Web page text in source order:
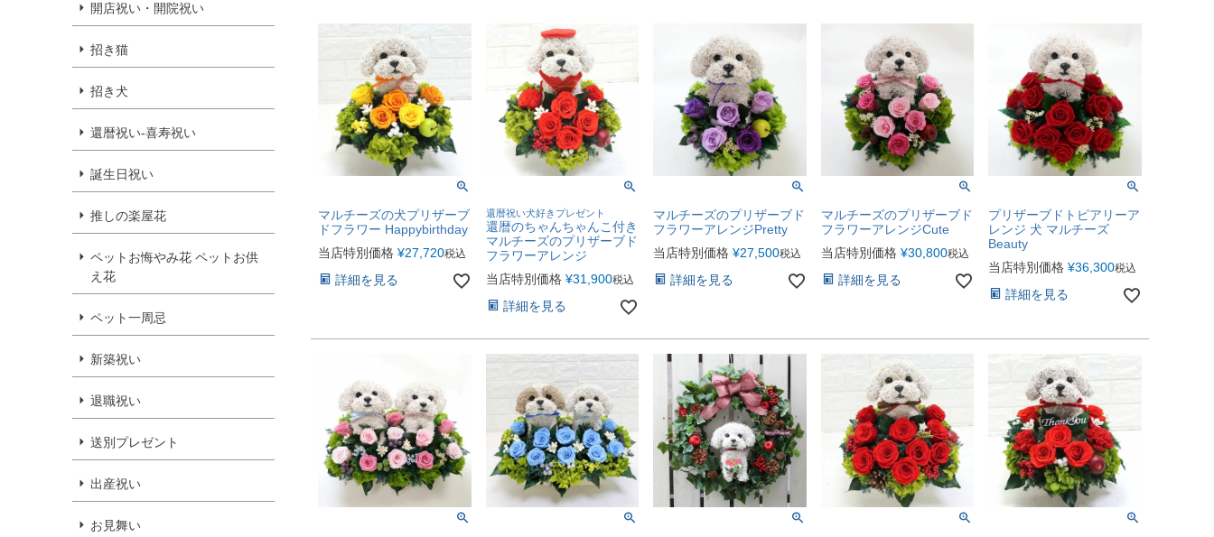
開店祝い・開院祝い
招き猫
招き犬
還暦祝い-喜寿祝い
誕生日祝い
推しの楽屋花
ペットお悔やみ花 ペットお供
え花
ペット一周忌
新築祝い
退職祝い
送別プレゼント
出産祝い
お見舞い
マルチーズの犬プリザーブ
ドフラワー Happybirthday
当店特別価格 ¥27,720税込
詳細を見る
還暦祝い犬好きプレゼント
還暦のちゃんちゃんこ付き
マルチーズのプリザーブド
フラワーアレンジ
当店特別価格 ¥31,900税込
詳細を見る
マルチーズのプリザーブド
フラワーアレンジPretty
当店特別価格 ¥27,500税込
詳細を見る
マルチーズのプリザーブド
フラワーアレンジCute
当店特別価格 ¥30,800税込
詳細を見る
プリザーブドトピアリーア
レンジ 犬 マルチーズ
Beauty
当店特別価格 ¥36,300税込
詳細を見る